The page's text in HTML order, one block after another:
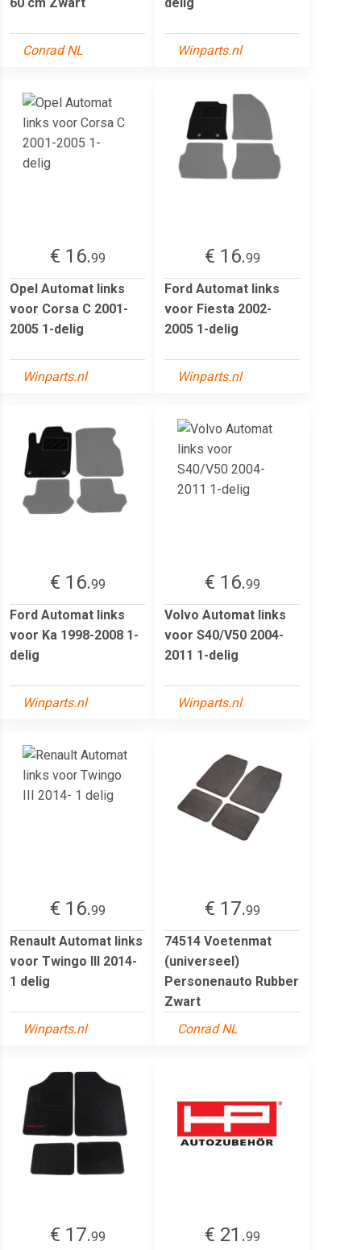
Conrad NL Winparts.nl
€ 16.99
Opel Automat links
voor Corsa C 2001-
2005 1-delig
Winparts.nl
€ 16.99
Ford Automat links
voor Fiesta 2002-
2005 1-delig
Winparts.nl
€ 16.99
Ford Automat links
voor Ka 1998-2008 1-
delig
Winparts.nl
€ 16.99
Volvo Automat links
voor S40/V50 2004-
2011 1-delig
Winparts.nl
€ 16.99
Renault Automat links
voor Twingo III 2014-
1 delig
Winparts.nl
€ 17.99
74514 Voetenmat
(universeel)
Personenauto Rubber
Zwart
Conrad NL
€ 17.99
€ 21.99